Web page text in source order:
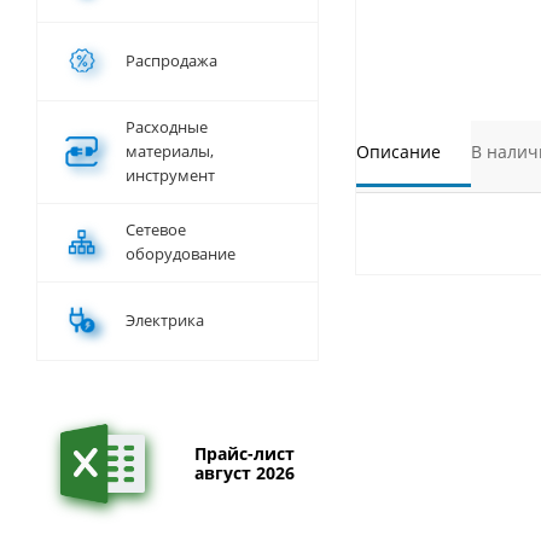
Описание В
Распродажа
Расходные
материалы,
инструмент
Сетевое
оборудование
Электрика
Прайс-лист
август 2026